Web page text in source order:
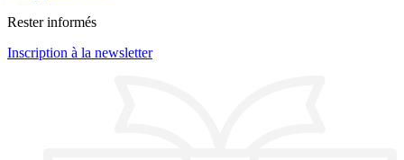
Rester informés
Inscription à la newsletter